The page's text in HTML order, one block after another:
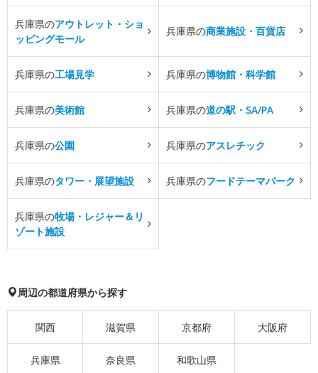
兵庫県のアウトレット・ショ
ッピングモール
兵庫県の商業施設・百貨店
兵庫県の工場見学 兵庫県の博物館・科学館
兵庫県の美術館 兵庫県の道の駅・SA/PA
兵庫県の公園 兵庫県のアスレチック
兵庫県のタワー・展望施設 兵庫県のフードテーマパーク
兵庫県の牧場・レジャー＆リ
ゾート施設
周辺の都道府県から探す
関西 滋賀県 京都府 大阪府
兵庫県 奈良県 和歌山県